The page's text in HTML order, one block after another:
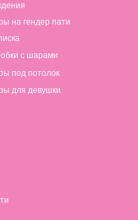
на гендер пати
с шарами
под потолок
для девушки